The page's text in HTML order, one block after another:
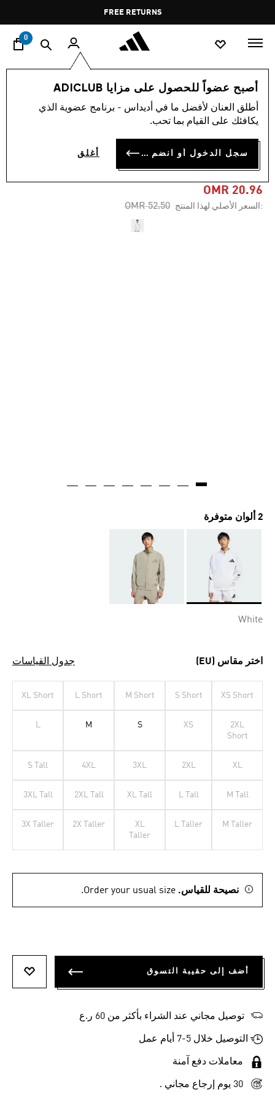
Pause
promotion
rotation
FREE RETURNS
0
أصبح عضواً للحصول على مزايا ADICLUB
أطلق العنان لأفضل ما في أديداس - برنامج عضوية الذي
يكافئك على القيام بما تحب.
سجل الدخول أو انضم الآن أغلق
الرجال ملابس
-60%
جاكيت رياضية ADIDAS Z.N.E.
WOVEN
OMR 20.96
:السعر الأصلي لهذا المنتج Price reduced from
OMR 52.50
to
2 ألوان متوفرة
White
اختر مقاس (EU) جدول القياسات
XS Short
S Short
M Short
L Short
XL Short
2XL
Short
XS
S
M
L
XL
2XL
3XL
4XL
S Tall
M Tall
L Tall
XL Tall
2XL Tall
3XL Tall
M Taller
L Taller
XL
Taller
2X Taller
3X Taller
نصيحة للقياس. Order your usual size.
أضف إلى حقيبة التسوق
توصيل مجاني عند الشراء بأكثر من 60 ر.ع
التوصيل خلال 5-7 أيام عمل
معاملات دفع آمنة